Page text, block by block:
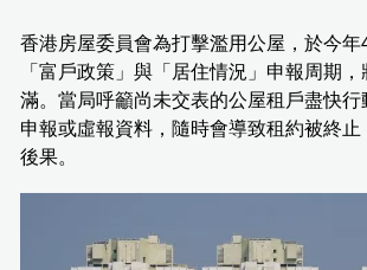
香港房屋委員會為打擊濫用公屋，於今
「富戶政策」與「居住情況」申報周期
滿。當局呼籲尚未交表的公屋租戶盡快行
申報或虛報資料，隨時會導致租約被終
後果。